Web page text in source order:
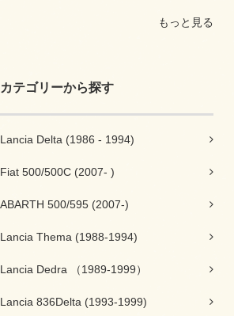
もっと見る
カテゴリーから探す
Lancia Delta (1986 - 1994)
Fiat 500/500C (2007- )
ABARTH 500/595 (2007-)
Lancia Thema (1988-1994)
Lancia Dedra （1989-1999）
Lancia 836Delta (1993-1999)